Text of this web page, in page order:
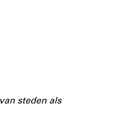
steden als